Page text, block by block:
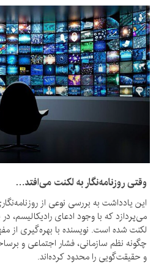
وقتی روزنامه‌نگار به لکنت می‌افتد…
این یادداشت به بررسی نوعی از
می‌پردازد که با وجود ادعای رادیکالیسم،
لکنت شده است. نویسنده با بهره‌گیری از
چگونه نظم سازمانی، فشار اجتماعی و
و حقیقت‌گویی را محدود کرده‌اند.